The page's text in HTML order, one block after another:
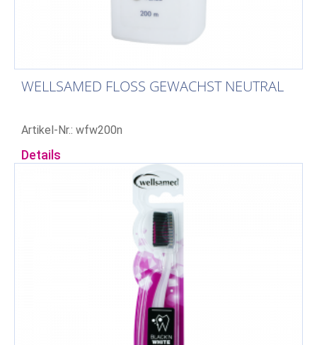
WELLSAMED FLOSS GEWACHST NEUTRAL
Artikel-Nr.: wfw200n
Details